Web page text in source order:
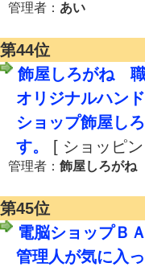
管理者： あい
第44位
飾屋しろがね
オリジナルハン
ショップ飾屋し
す。
[ ショッピ
管理者： 飾屋しろがね
第45位
電脳ショップＢ
管理人が気に入